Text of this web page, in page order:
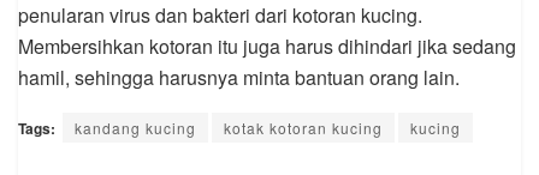
penularan virus dan bakteri dari kotoran kucing.
Membersihkan kotoran itu juga harus dihindari jika sedang
hamil, sehingga harusnya minta bantuan orang lain.
Tags: kandang kucing kotak kotoran kucing kucing